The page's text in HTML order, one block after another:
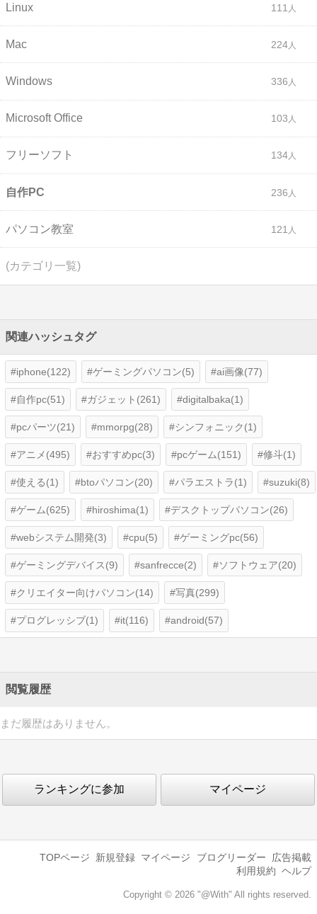
Linux 111
Mac 224
Windows 336
Microsoft Office 103
フリーソフト 134
自作PC 236
パソコン教室 121
(カテゴリ一覧)
関連ハッシュタグ
iphone(122) ゲーミングパソコン(5) ai画像(77)
自作pc(51) ガジェット(261) digitalbaka(1)
pcパーツ(21) mmorpg(28) シンフォニック(1)
アニメ(495) おすすめpc(3) pcゲーム(151) 修斗(1)
使える(1) btoパソコン(20) パラエストラ(1) suzuki(8)
ゲーム(625) hiroshima(1) デスクトップパソコン(26)
webシステム開発(3) cpu(5) ゲーミングpc(56)
ゲーミングデバイス(9) sanfrecce(2) ソフトウェア(20)
クリエイター向けパソコン(14) 写真(299)
プログレッシブ(1) it(116) android(57)
閲覧履歴
まだ履歴はありません。
ランキングに参加 マイページ
TOPページ 新規登録 マイページ ブログリーダー
広告掲載
利用規約 ヘルプ
Copyright © 2026 "@With" All rights reserved.